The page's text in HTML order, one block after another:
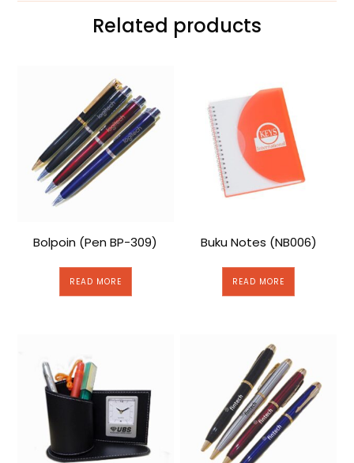
Related products
Bolpoin (Pen BP-309)
READ MORE
Buku Notes (NB006)
READ MORE